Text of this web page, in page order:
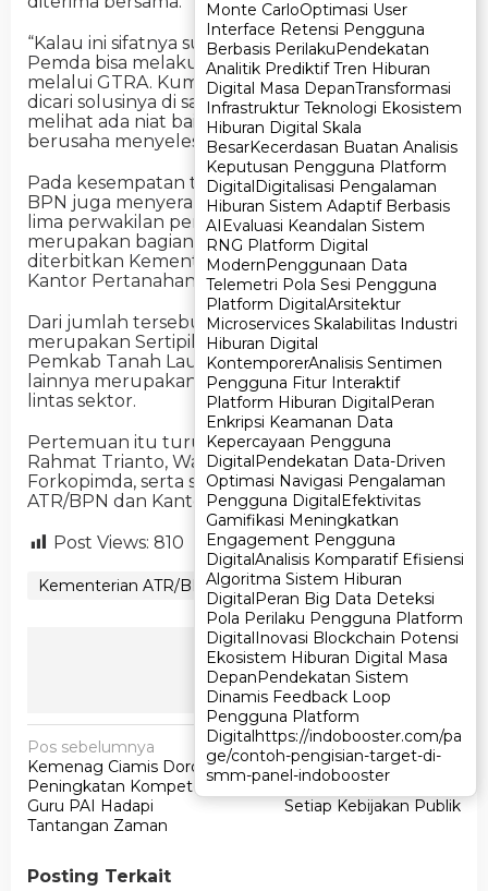
Monte CarloOptimasi User
Interface Retensi Pengguna
Berbasis PerilakuPendekatan
Analitik Prediktif Tren Hiburan
Digital Masa DepanTransformasi
Infrastruktur Teknologi Ekosistem
Hiburan Digital Skala
BesarKecerdasan Buatan Analisis
Keputusan Pengguna Platform
DigitalDigitalisasi Pengalaman
Hiburan Sistem Adaptif Berbasis
AIEvaluasi Keandalan Sistem
RNG Platform Digital
ModernPenggunaan Data
Telemetri Pola Sesi Pengguna
Platform DigitalArsitektur
Microservices Skalabilitas Industri
Hiburan Digital
KontemporerAnalisis Sentimen
Pengguna Fitur Interaktif
Platform Hiburan DigitalPeran
Enkripsi Keamanan Data
Kepercayaan Pengguna
DigitalPendekatan Data-Driven
Optimasi Navigasi Pengalaman
Pengguna DigitalEfektivitas
Gamifikasi Meningkatkan
Engagement Pengguna
DigitalAnalisis Komparatif Efisiensi
Algoritma Sistem Hiburan
DigitalPeran Big Data Deteksi
Pola Perilaku Pengguna Platform
DigitalInovasi Blockchain Potensi
Ekosistem Hiburan Digital Masa
DepanPendekatan Sistem
Dinamis Feedback Loop
Pengguna Platform
Digitalhttps://indobooster.com/pa
ge/contoh-pengisian-target-di-
smm-panel-indobooster
Monte CarloOptimasi User
Interface Retensi Pengguna
Berbasis PerilakuPendekatan
Analitik Prediktif Tren Hiburan
Digital Masa DepanTransformasi
Infrastruktur Teknologi Ekosistem
Hiburan Digital Skala
BesarKecerdasan Buatan Analisis
Keputusan Pengguna Platform
DigitalDigitalisasi Pengalaman
Hiburan Sistem Adaptif Berbasis
AIEvaluasi Keandalan Sistem
RNG Platform Digital
ModernPenggunaan Data
Telemetri Pola Sesi Pengguna
Platform DigitalArsitektur
Microservices Skalabilitas Industri
Hiburan Digital
KontemporerAnalisis Sentimen
Pengguna Fitur Interaktif
Platform Hiburan DigitalPeran
Enkripsi Keamanan Data
Kepercayaan Pengguna
DigitalPendekatan Data-Driven
Optimasi Navigasi Pengalaman
Pengguna DigitalEfektivitas
Gamifikasi Meningkatkan
Engagement Pengguna
DigitalAnalisis Komparatif Efisiensi
Algoritma Sistem Hiburan
DigitalPeran Big Data Deteksi
Pola Perilaku Pengguna Platform
DigitalInovasi Blockchain Potensi
Ekosistem Hiburan Digital Masa
DepanPendekatan Sistem
Dinamis Feedback Loop
Pengguna Platform
Digitalhttps://indobooster.com/pa
ge/contoh-pengisian-target-di-
smm-panel-indobooster
“Kalau ini sifatnya sudah sistemik dan struktural,
Pemda bisa melakukan mekanisme penyelesaian
melalui GTRA. Kumpulkan seluruh unsur terkait,
dicari solusinya di sana. Paling tidak masyarakat
melihat ada niat baik dari pemimpinnya untuk
berusaha menyelesaikan masalah,” katanya.
Pada kesempatan tersebut, Wamen ATR/Waka
BPN juga menyerahkan sertipikat tanah kepada
lima perwakilan penerima. Sertipikat itu
merupakan bagian dari 111 sertipikat yang
diterbitkan Kementerian ATR/BPN melalui
Kantor Pertanahan Kabupaten Tanah Laut.
Dari jumlah tersebut, sebanyak 106 sertipikat
merupakan Sertipikat Hak Pakai atas nama
Pemkab Tanah Laut, sedangkan lima sertipikat
lainnya merupakan sertipikat hak atas tanah
lintas sektor.
Pertemuan itu turut dihadiri Bupati Tanah Laut
Rahmat Trianto, Wakil Bupati Zazuli, unsur
Forkopimda, serta sejumlah pejabat Kementerian
ATR/BPN dan Kantor Pertanahan setempat.
Post Views: 810
Kementerian ATR/BPN Tanah Laut
Ikuti Kami
N
a
v
i
g
Pos sebelumnya
Kemenag Ciamis Dorong
Peningkatan Kompetensi
Guru PAI Hadapi
Tantangan Zaman
Pos berikutnya
ATR/BPN Tekankan
Keadilan Sosial dalam
Setiap Kebijakan Publik
Posting Terkait